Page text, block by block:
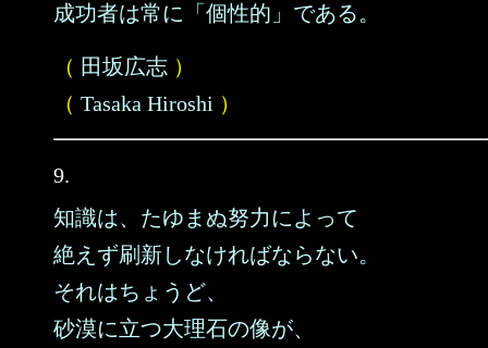
成功者は常に「個性的」である。
（ 田坂広志 ）
（ Tasaka Hiroshi ）
9.
知識は、たゆまぬ努力によって
絶えず刷新しなければならない。
それはちょうど、
砂漠に立つ大理石の像が、